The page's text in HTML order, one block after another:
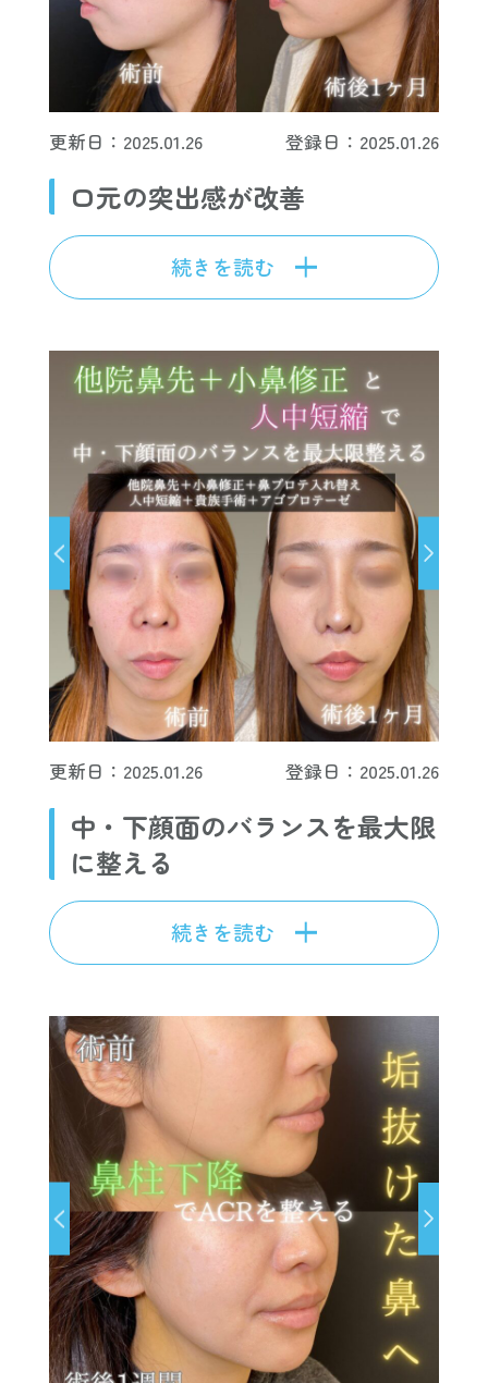
更新日：2025.01.26 登録日：2025.01.26
口元の突出感が改善
続きを読む
更新日：2025.01.26 登録日：2025.01.26
中・下顔面のバランスを最大限
に整える
続きを読む